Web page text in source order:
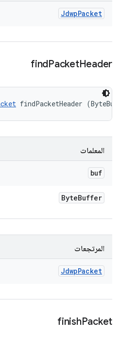
JdwpPacket
findPacketHeader
findPacketHeader
المعلمات
buf
ByteBuffer
المرتجعات
JdwpPacket
finishPacket